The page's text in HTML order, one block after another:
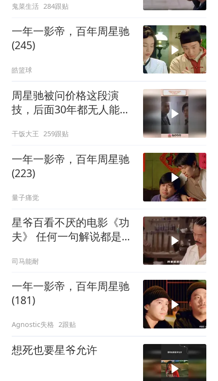
鬼菜生活 284跟贴
一年一影帝，百年周星驰
(245)
皓篮球
周星驰被问价格这段演
技，后面30年都无人能
干饭大王 259跟贴
一年一影帝，百年周星驰
(223)
量子痛觉
星爷百看不厌的电影《功
夫》 任何一句解说都是对
司马能耐
一年一影帝，百年周星驰
(181)
Agnostic失格 2跟贴
想死也要星爷允许